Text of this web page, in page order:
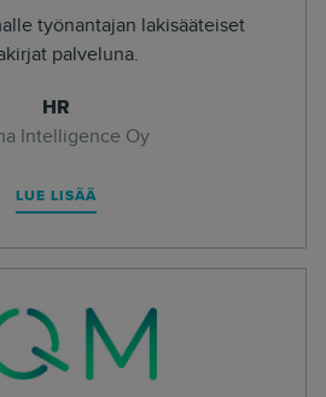
työnantajan lakisääteiset
palveluna.
HR
Intelligence Oy
LUE LISÄÄ